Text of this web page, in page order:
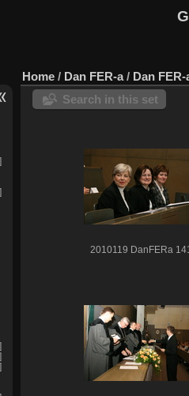
Home / Dan FER-a/ Dan FER-
Search in this set
2010119 DanFERa 141